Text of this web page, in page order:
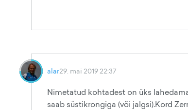
alar29. mai 2019 22:37
Nimetatud kohtadest on üks
saab süstikrongiga (või jalgsi).Kord